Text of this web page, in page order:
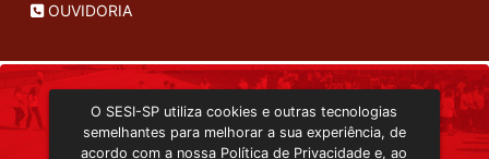
OUVIDORIA
TRANSMISSÃO ON-LINE
EDITORA SESI-SP
O SESI-SP utiliza cookies e outras tecnologias
semelhantes para melhorar a sua experiência, de
acordo com a nossa Política de Privacidade e, ao